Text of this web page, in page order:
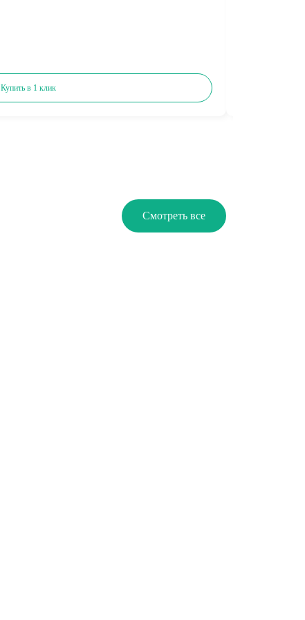
Купить в 1 клик
Смотреть все